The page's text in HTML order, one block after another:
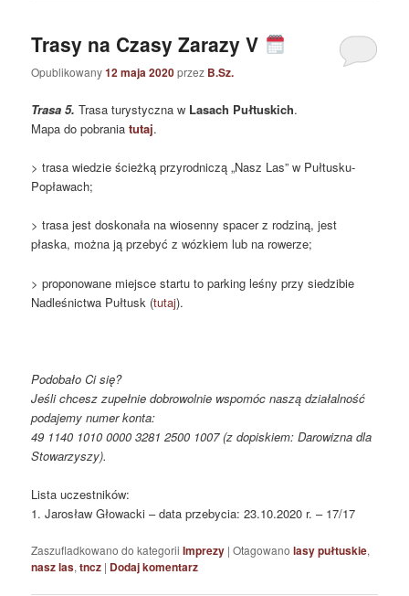
Trasy na Czasy Zarazy V
Opublikowany12 maja 2020przez B.Sz.
Trasa 5.Trasa turystyczna w Lasach Pułtuskich.
Mapa do pobraniatutaj.
> trasa wiedzie ścieżką przyrodniczą „Nasz Las” w Pułtusku-
Popławach;
> trasa jest doskonała na wiosenny spacer z rodziną, jest
płaska, można ją przebyć z wózkiem lub na rowerze;
> proponowane miejsce startu to parking leśny przy siedzibie
Nadleśnictwa Pułtusk (tutaj).
Podobało Ci się?
Jeśli chcesz zupełnie dobrowolnie wspomóc naszą działalność
podajemy numer konta:
49 1140 1010 0000 3281 2500 1007 (z dopiskiem: Darowizna dla
Stowarzyszy).
Lista uczestników:
1. Jarosław Głowacki – data przebycia: 23.10.2020 r. – 17/17
Zaszufladkowano do kategorii Imprezy |Otagowano lasy pułtuskie,
nasz las,tncz | Dodaj komentarz